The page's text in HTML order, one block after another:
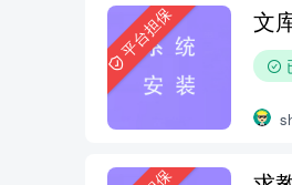
平台担保 文